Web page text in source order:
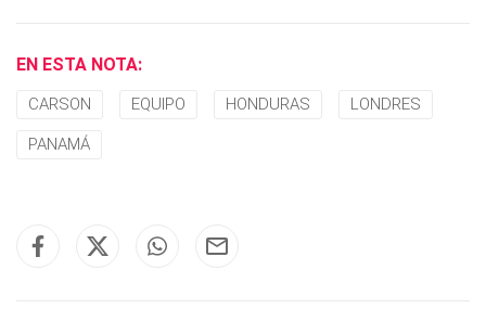
EN ESTA NOTA:
CARSON EQUIPO HONDURAS LONDRES
PANAMÁ